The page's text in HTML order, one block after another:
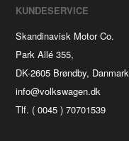
KUNDESERVICE
Skandinavisk Motor Co.
Park Allé 355,
DK-2605 Brøndby, Danmark
info@volkswagen.dk
Tlf. ( 0045 ) 70701539